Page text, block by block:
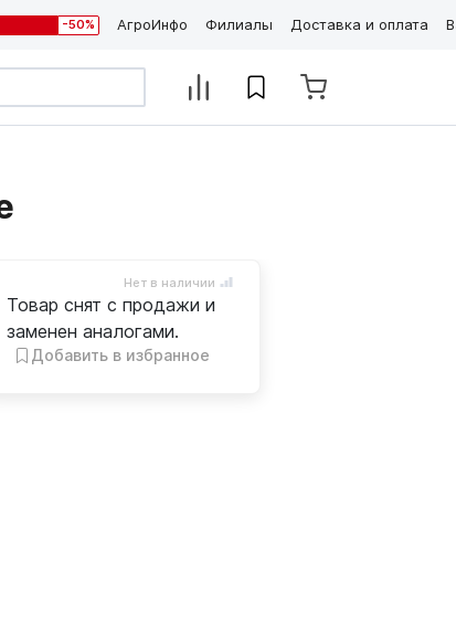
-50% АгроИнфо Филиалы Доставка и оплата
Нет в наличии
Товар снят с продажи и
заменен аналогами.
Добавить в избранное